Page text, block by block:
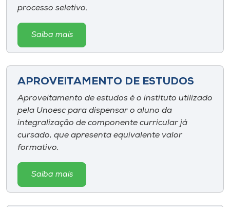
processo seletivo.
Saiba mais
APROVEITAMENTO DE ESTUDOS
Aproveitamento de estudos é o instituto utilizado
pela Unoesc para dispensar o aluno da
integralização de componente curricular já
cursado, que apresenta equivalente valor
formativo.
Saiba mais